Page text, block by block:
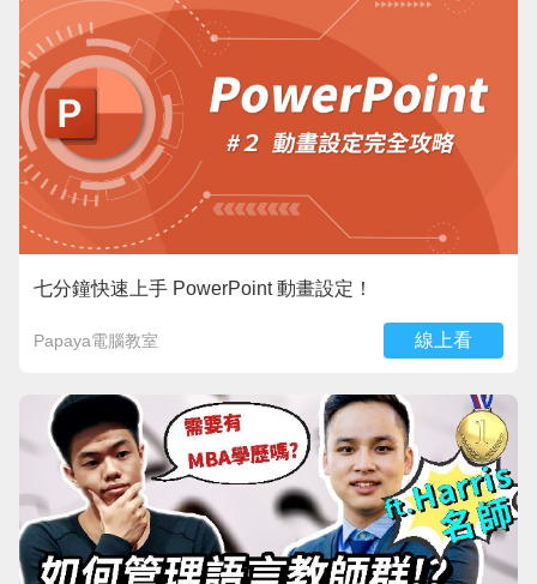
七分鐘快速上手 PowerPoint 動畫設定！
Papaya電腦教室 線上看